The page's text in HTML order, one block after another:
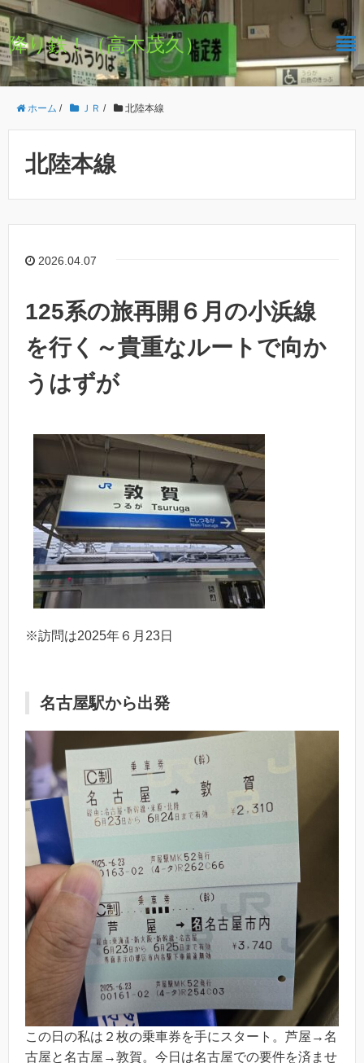
降り鉄！（高木茂久）
ホーム / ＪＲ / 北陸本線
北陸本線
2026.04.07
125系の旅再開６月の小浜線
を行く～貴重なルートで向か
うはずが
※訪問は2025年６月23日
名古屋駅から出発
この日の私は２枚の乗車券を手にスタート。芦屋→名
古屋と名古屋→敦賀。今日は名古屋での要件を済ませ